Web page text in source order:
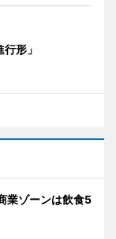
形」
業ゾーンは飲食5